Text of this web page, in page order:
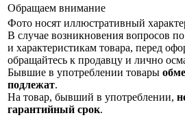
Обращаем внимание
Фото носят иллюстративный
В случае возникновения вопросов
и характеристикам товара, перед
обращайтесь к продавцу и лично
Бывшие в употреблении товары
подлежат.
На товар, бывший в употреблении,
гарантийный срок.